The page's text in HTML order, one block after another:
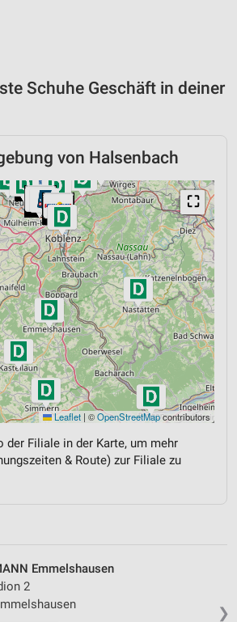
Schuhe Geschäft in deiner
von Halsenbach
⛶
Leaflet | ©OpenStreetMapcontributors
der Filiale in der Karte, um mehr
& Route) zur Filiale zu
❯
Emmelshausen
2